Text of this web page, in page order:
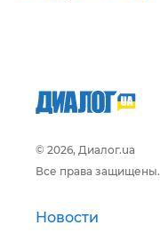
© 2026, Диалог.ua
Все права защищены.
Новости